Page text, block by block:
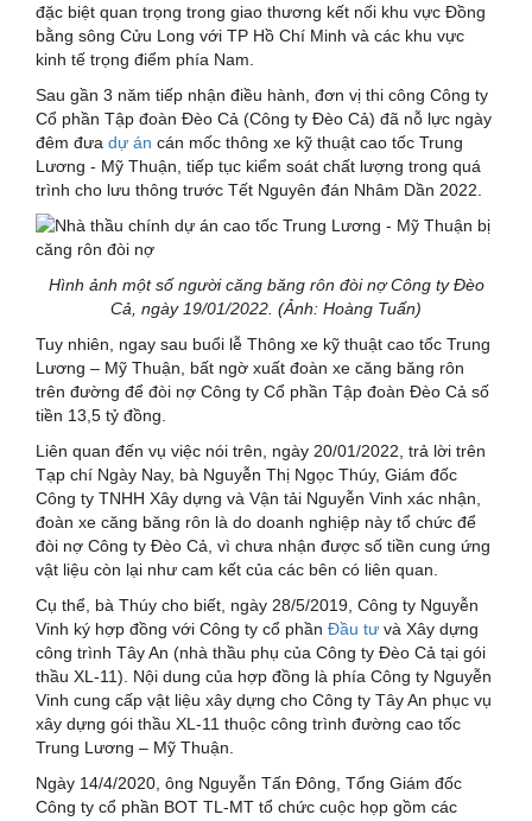
đặc biệt quan trọng trong giao thương kết nối khu vực Đồng
bằng sông Cửu Long với TP Hồ Chí Minh và các khu vực
kinh tế trọng điểm phía Nam.
Sau gần 3 năm tiếp nhận điều hành, đơn vị thi công Công ty
Cổ phần Tập đoàn Đèo Cả (Công ty Đèo Cả) đã nỗ lực ngày
đêm đưa dự án cán mốc thông xe kỹ thuật cao tốc Trung
Lương - Mỹ Thuận, tiếp tục kiểm soát chất lượng trong quá
trình cho lưu thông trước Tết Nguyên đán Nhâm Dần 2022.
Hình ảnh một số người căng băng rôn đòi nợ Công ty Đèo
Cả, ngày 19/01/2022. (Ảnh: Hoàng Tuấn)
Tuy nhiên, ngay sau buổi lễ Thông xe kỹ thuật cao tốc Trung
Lương – Mỹ Thuận, bất ngờ xuất đoàn xe căng băng rôn
trên đường để đòi nợ Công ty Cổ phần Tập đoàn Đèo Cả số
tiền 13,5 tỷ đồng.
Liên quan đến vụ việc nói trên, ngày 20/01/2022, trả lời trên
Tạp chí Ngày Nay, bà Nguyễn Thị Ngọc Thúy, Giám đốc
Công ty TNHH Xây dựng và Vận tải Nguyễn Vinh xác nhận,
đoàn xe căng băng rôn là do doanh nghiệp này tổ chức để
đòi nợ Công ty Đèo Cả, vì chưa nhận được số tiền cung ứng
vật liệu còn lại như cam kết của các bên có liên quan.
Cụ thể, bà Thúy cho biết, ngày 28/5/2019, Công ty Nguyễn
Vinh ký hợp đồng với Công ty cổ phần Đầu tư và Xây dựng
công trình Tây An (nhà thầu phụ của Công ty Đèo Cả tại gói
thầu XL-11). Nội dung của hợp đồng là phía Công ty Nguyễn
Vinh cung cấp vật liệu xây dựng cho Công ty Tây An phục vụ
xây dựng gói thầu XL-11 thuộc công trình đường cao tốc
Trung Lương – Mỹ Thuận.
Ngày 14/4/2020, ông Nguyễn Tấn Đông, Tổng Giám đốc
Công ty cổ phần BOT TL-MT tổ chức cuộc họp gồm các